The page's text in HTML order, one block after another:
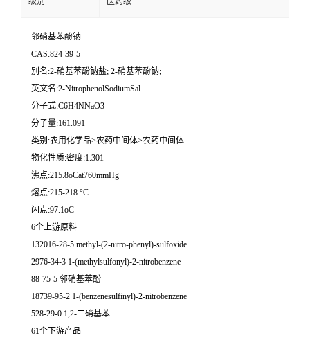
邻硝基苯酚钠
CAS:824-39-5
别名:2-硝基苯酚钠盐; 2-硝基苯酚钠;
英文名:2-NitrophenolSodiumSal
分子式:C6H4NNaO3
分子量:161.091
类别:农用化学品>农药中间体>农药中间体
物化性质:密度:1.301
沸点:215.8oCat760mmHg
熔点:215-218 °C
闪点:97.1oC
6个上游原料
132016-28-5 methyl-(2-nitro-phenyl)-sulfoxide
2976-34-3 1-(methylsulfonyl)-2-nitrobenzene
88-75-5 邻硝基苯酚
18739-95-2 1-(benzenesulfinyl)-2-nitrobenzene
528-29-0 1,2-二硝基苯
61个下游产品